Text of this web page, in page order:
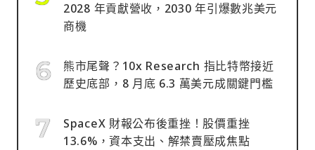
2028 年貢獻營收，2030 年引爆數兆美元
商機
熊市尾聲？10x Research 指比特幣接近
歷史底部，8 月底 6.3 萬美元成關鍵門檻
SpaceX 財報公布後重挫！股價重挫
13.6%，資本支出、解禁賣壓成焦點